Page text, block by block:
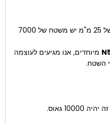
למוצר זה בעל קוטר מוט של 25 מ"מ יש משטח של 7000
מיוחדים, אנו מגיעים לעוצמה